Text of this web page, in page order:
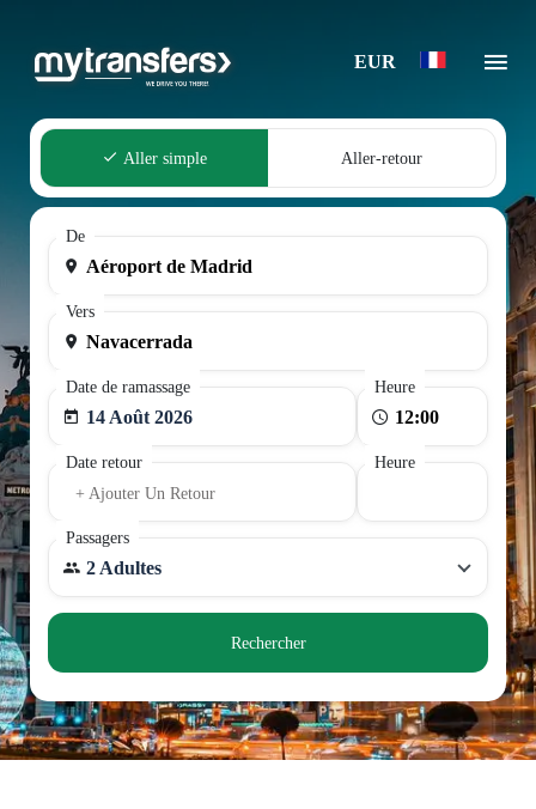
EUR
Aller simple Aller-retour
De
Vers
Date de ramassage
14 Août 2026
Heure
Date retour
+ Ajouter Un Retour
Heure
Passagers
2 Adultes
Rechercher